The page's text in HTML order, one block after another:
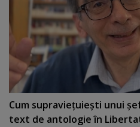
Cum supravieţuieşti unui
text de antologie în